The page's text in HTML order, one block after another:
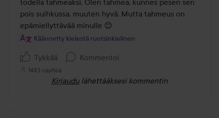
pois suihkussa, muuten hyvä. Mutta tahmeus on
epämiellyttävää minulle 😊
Käännetty kielestä ruotsinkielinen
Tykkää Kommentoi
1443 näyttöä
Kirjaudu lähettääksesi kommentin